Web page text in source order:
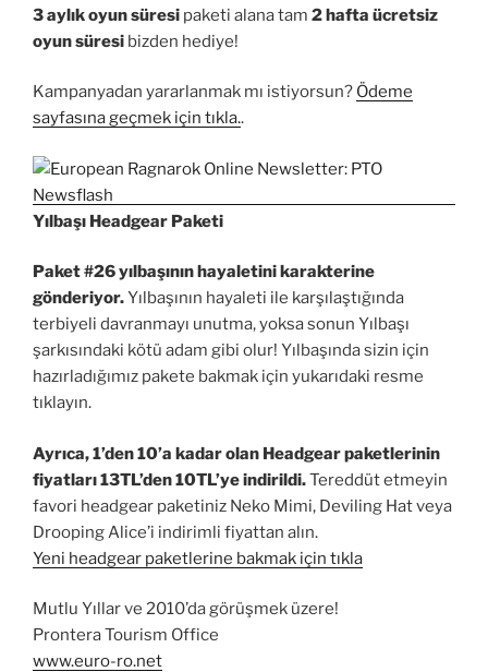
3 aylık oyun süresi paketi alana tam 2 hafta ücretsiz
oyun süresi bizden hediye!
Kampanyadan yararlanmak mı istiyorsun? Ödeme
sayfasına geçmek için tıkla..
Yılbaşı Headgear Paketi
Paket #26 yılbaşının hayaletini karakterine
gönderiyor.Yılbaşının hayaleti ile karşılaştığında
terbiyeli davranmayı unutma, yoksa sonun Yılbaşı
şarkısındaki kötü adam gibi olur! Yılbaşında sizin için
hazırladığımız pakete bakmak için yukarıdaki resme
tıklayın.
Ayrıca, 1’den 10’a kadar olan Headgear paketlerinin
fiyatları 13TL’den 10TL’ye indirildi.Tereddüt etmeyin
favori headgear paketiniz Neko Mimi, Deviling Hat veya
Drooping Alice’i indirimli fiyattan alın.
Yeni headgear paketlerine bakmak için tıkla
Mutlu Yıllar ve 2010’da görüşmek üzere!
Prontera Tourism Office
www.euro-ro.net